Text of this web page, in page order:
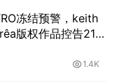
冻结预警，keith
版权作品控告219
1.4K